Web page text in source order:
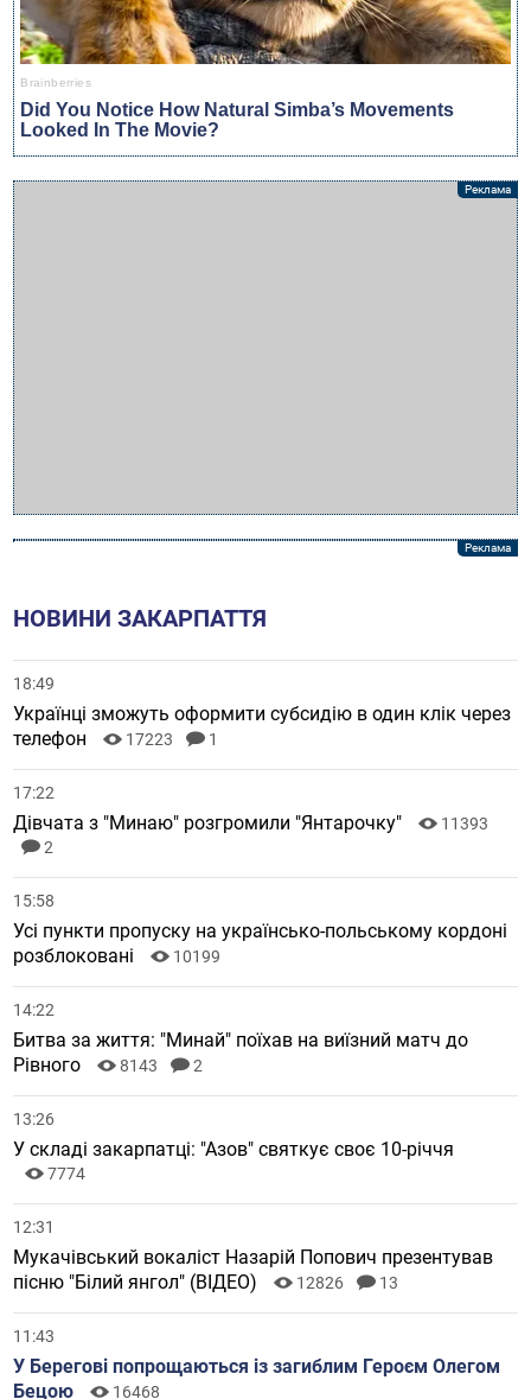
НОВИНИ ЗАКАРПАТТЯ
18:49
Українці зможуть оформити субсидію в один клік через
телефон
17223 1
17:22
Дівчата з "Минаю" розгромили "Янтарочку"
11393
2
15:58
Усі пункти пропуску на українсько-польському кордоні
розблоковані
10199
14:22
Битва за життя: "Минай" поїхав на виїзний матч до
Рівного
8143 2
13:26
У складі закарпатці: "Азов" святкує своє 10-річчя
7774
12:31
Мукачівський вокаліст Назарій Попович презентував
пісню "Білий янгол" (ВІДЕО)
12826 13
11:43
У Берегові попрощаються із загиблим Героєм Олегом
Бецою
16468